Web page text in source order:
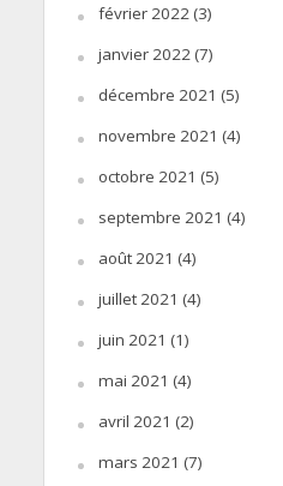
février 2022(3)
janvier 2022(7)
décembre 2021 (5)
novembre 2021 (4)
octobre 2021 (5)
septembre 2021 (4)
août 2021 (4)
juillet 2021 (4)
juin 2021 (1)
mai 2021 (4)
avril 2021 (2)
mars 2021 (7)